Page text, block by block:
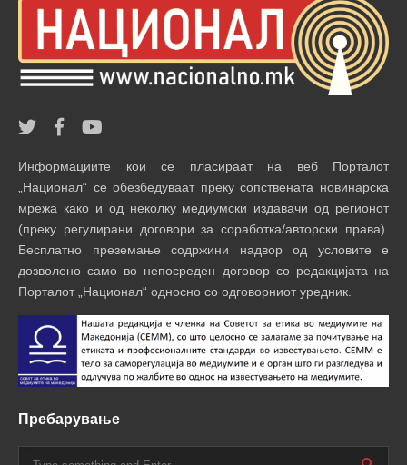
Информациите кои се пласираат на веб Порталот
„Национал“ се обезбедуваат преку сопствената новинарска
мрежа како и од неколку медиумски издавачи од регионот
(преку регулирани договори за соработка/авторски права).
Бесплатно преземање содржини надвор од условите е
дозволено само во непосреден договор со редакцијата на
Порталот „Национал“ односно со одговорниот уредник.
Пребарување